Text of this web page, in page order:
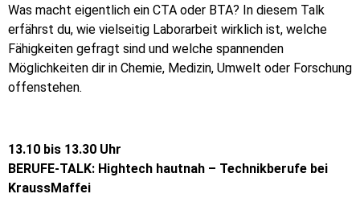
Was macht eigentlich ein CTA oder BTA? In diesem Talk
erfährst du, wie vielseitig Laborarbeit wirklich ist, welche
Fähigkeiten gefragt sind und welche spannenden
Möglichkeiten dir in Chemie, Medizin, Umwelt oder Forschung
offenstehen.
13.10 bis 13.30 Uhr
BERUFE-TALK: Hightech hautnah – Technikberufe bei
KraussMaffei